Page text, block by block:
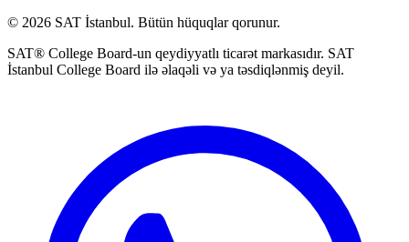
© 2026 SAT İstanbul. Bütün hüquqlar qorunur.
SAT® College Board-un qeydiyyatlı ticarət markasıdır. SAT
İstanbul College Board ilə əlaqəli və ya təsdiqlənmiş deyil.